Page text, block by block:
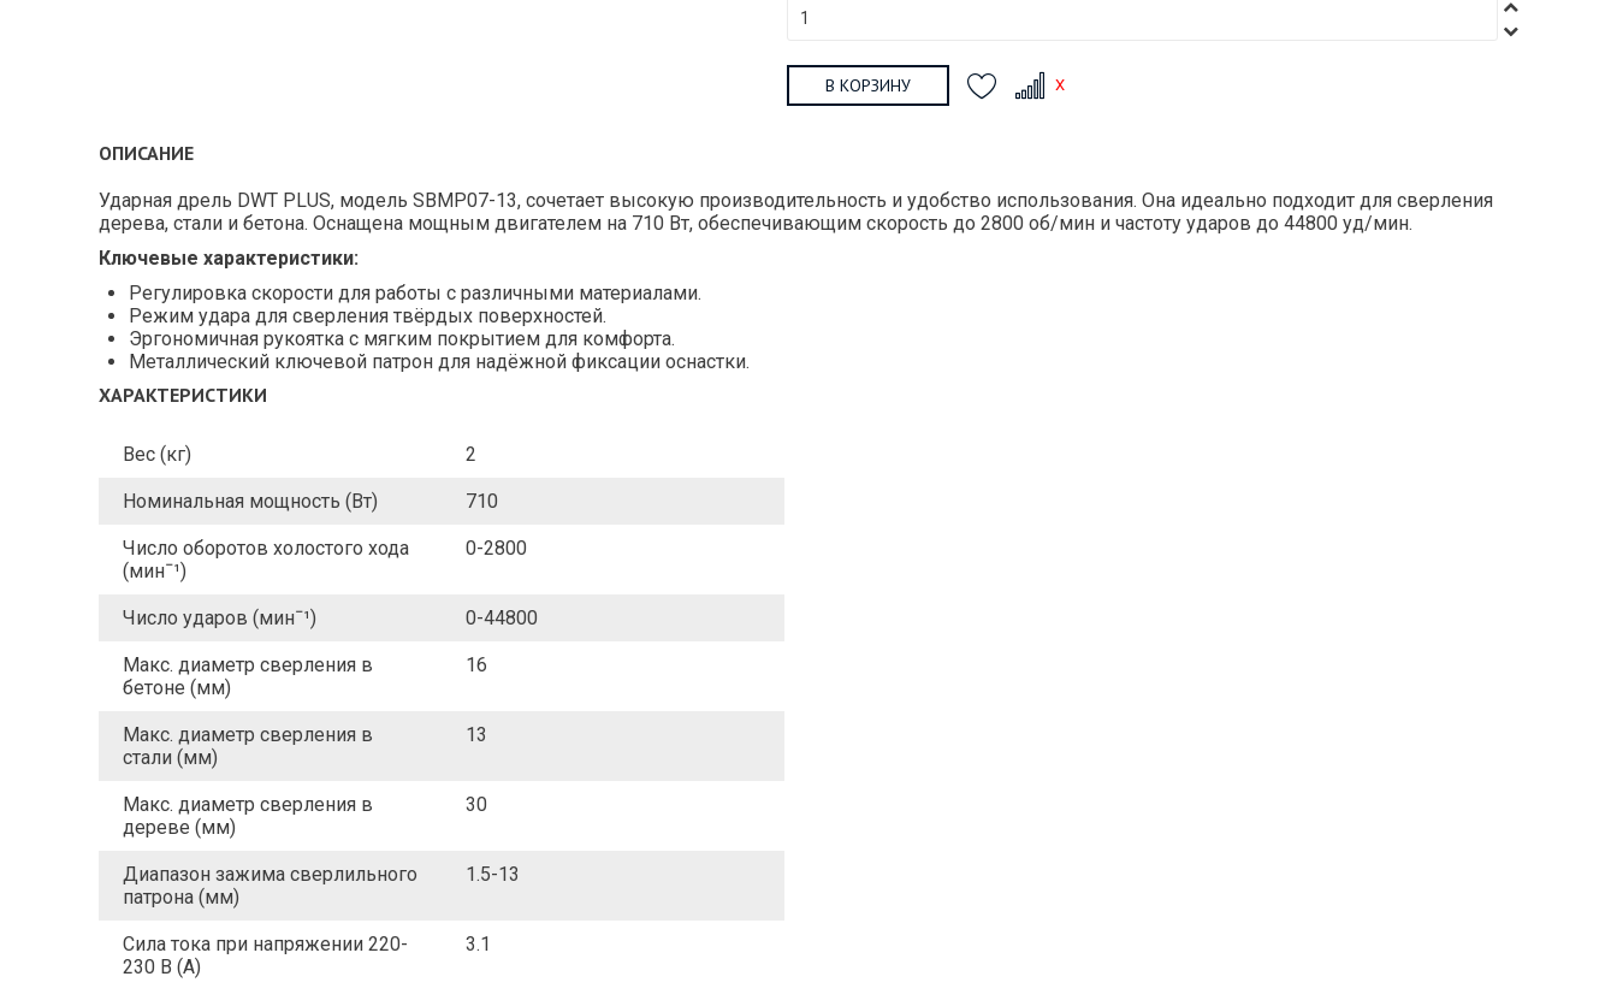
В КОРЗИНУ
ОПИСАНИЕ
Ударная дрель DWT PLUS, модель SBMP07-13, сочетает высокую производительность и удобство использования. Она идеально подходит для сверления
дерева, стали и бетона. Оснащена мощным двигателем на 710 Вт, обеспечивающим скорость до 2800 об/мин и частоту ударов до 44800 уд/мин.
Ключевые характеристики:
Регулировка скорости для работы с различными материалами.
Режим удара для сверления твёрдых поверхностей.
Эргономичная рукоятка с мягким покрытием для комфорта.
Металлический ключевой патрон для надёжной фиксации оснастки.
ХАРАКТЕРИСТИКИ
Вес (кг) 2
Номинальная мощность (Вт) 710
Число оборотов холостого хода
(минˉ¹)
0-2800
Число ударов (минˉ¹) 0-44800
Макс. диаметр сверления в
бетоне (мм)
16
Макс. диаметр сверления в
стали (мм)
13
Макс. диаметр сверления в
дереве (мм)
30
Диапазон зажима сверлильного
патрона (мм)
1.5-13
Сила тока при напряжении 220-
230 В (А)
3.1